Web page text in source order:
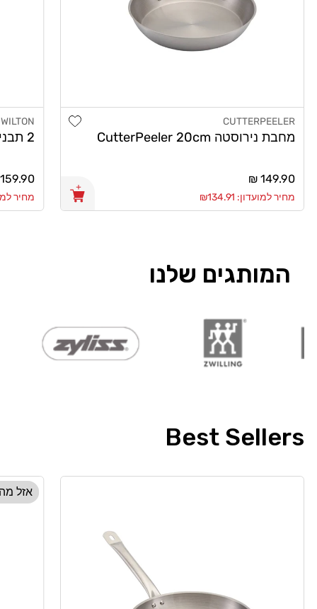
מוֹכֵר:
CUTTERPEELER
מחבת נירוסטה CutterPeeler 20cm
מחיר
רגיל
149.90 ₪
מחיר למועדון: ₪134.91
Add wishlist
מוֹכֵר:
WILTON
2 תבניות אינגליש קייק 30X11 וילטון
מחיר
רגיל
159.90 ₪
מחיר
המותגים שלנו
Best Sellers
אזל